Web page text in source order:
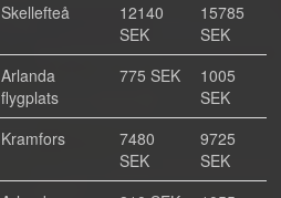
Skellefteå
12140
SEK
15785
SEK
Arlanda
flygplats
775 SEK
1005
SEK
Kramfors
7480
SEK
9725
SEK